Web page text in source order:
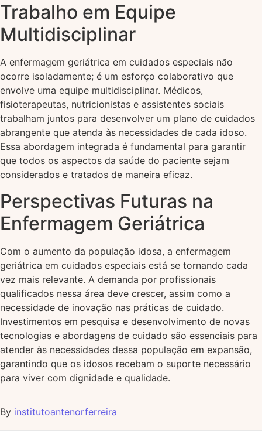
Trabalho em Equipe
Multidisciplinar
A enfermagem geriátrica em cuidados especiais não
ocorre isoladamente; é um esforço colaborativo que
envolve uma equipe multidisciplinar. Médicos,
fisioterapeutas, nutricionistas e assistentes sociais
trabalham juntos para desenvolver um plano de cuidados
abrangente que atenda às necessidades de cada idoso.
Essa abordagem integrada é fundamental para garantir
que todos os aspectos da saúde do paciente sejam
considerados e tratados de maneira eficaz.
Perspectivas Futuras na
Enfermagem Geriátrica
Com o aumento da população idosa, a enfermagem
geriátrica em cuidados especiais está se tornando cada
vez mais relevante. A demanda por profissionais
qualificados nessa área deve crescer, assim como a
necessidade de inovação nas práticas de cuidado.
Investimentos em pesquisa e desenvolvimento de novas
tecnologias e abordagens de cuidado são essenciais para
atender às necessidades dessa população em expansão,
garantindo que os idosos recebam o suporte necessário
para viver com dignidade e qualidade.
By institutoantenorferreira